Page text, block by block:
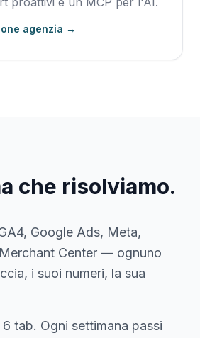
agenzia →
che risolviamo.
Google Ads, Meta,
Center — ognuno
i suoi numeri, la sua
tab. Ogni settimana passi